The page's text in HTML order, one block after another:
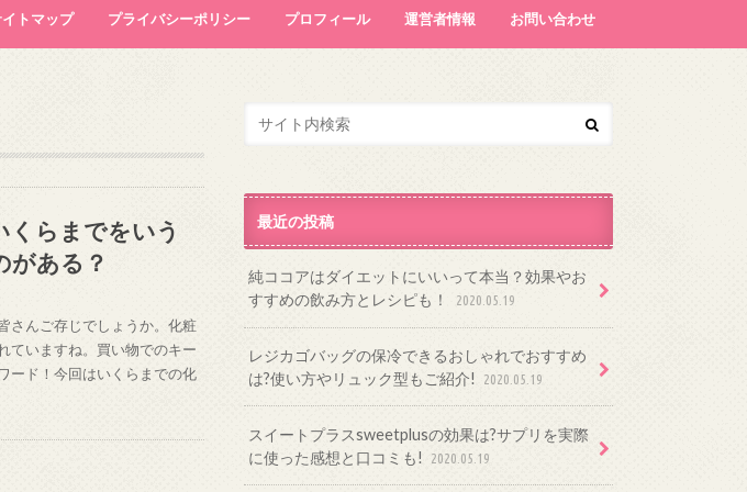
トマップ プライバシーポリシー プロフィール 運営者情報 お問い合わせ
くらまでをいう
がある？
さんご存じでしょうか。化粧
ていますね。買い物でのキー
ード！今回はいくらまでの化
最近の投稿
純ココアはダイエットにいいって本当？効果やお
すすめの飲み方とレシピも！
2020.05.19
レジカゴバッグの保冷できるおしゃれでおすすめ
は?使い方やリュック型もご紹介!
2020.05.19
スイートプラスsweetplusの効果は?サプリを実際
に使った感想と口コミも!
2020.05.19